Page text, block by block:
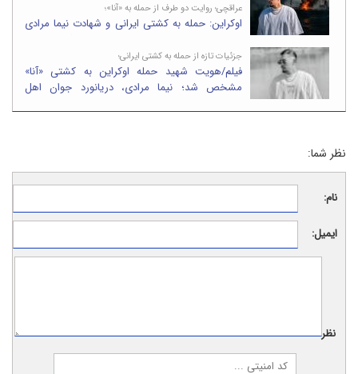
عراقچی؛ روایت دو طرف از حمله به «آنا»؛
اوکراین: حمله به کشتی ایرانی و شهادت نیما مرادی
جزئیات تازه از حمله به کشتی ایرانی؛
فیلم/هویت شهید حمله اوکراین به کشتی «آنا»
مشخص شد؛ نیما مرادی، دریانورد جوان اهل
نظر شما:
نام:
ایمیل:
نظر: